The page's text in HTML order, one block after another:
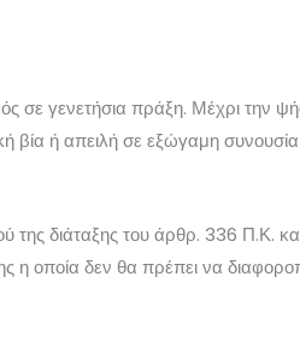
σε γενετήσια πράξη. Μέχρι την
βία ή απειλή σε εξώγαμη
της διάταξης του άρθρ. 336 Π.Κ.
η οποία δεν θα πρέπει να